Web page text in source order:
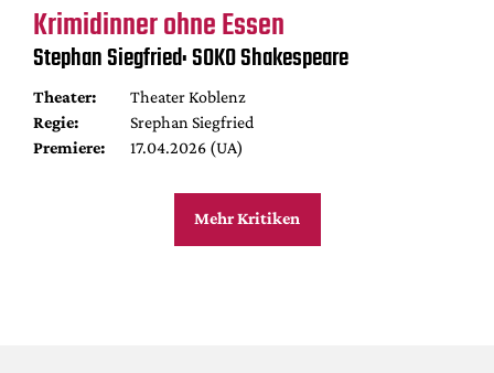
Krimidinner ohne Essen
Stephan Siegfried: SOKO Shakespeare
Theater:
Theater Koblenz
Regie:
Srephan Siegfried
Premiere:
17.04.2026 (UA)
Mehr Kritiken